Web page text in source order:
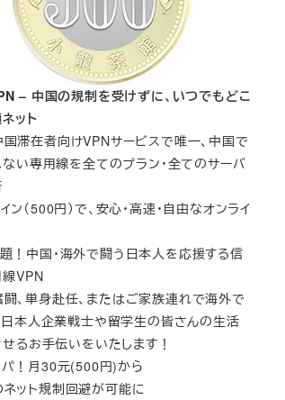
– 中国の規制を受けずに、いつでもどこ
ット
滞在者向けVPNサービスで唯一、中国で
い専用線を全てのプラン・全てのサーバ
ン（500円）で、安心・高速・自由なオンライ
！中国・海外で闘う日本人を応援する信
VPN
、単身赴任、またはご家族連れで海外で
本人企業戦士や留学生の皆さんの生活
るお手伝いをいたします！
パ！月30元(500円)から
ット規制回避が可能に